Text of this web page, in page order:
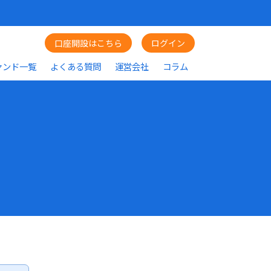
口座開設はこちら ログイン
ンド一覧 よくある質問 運営会社 コラム